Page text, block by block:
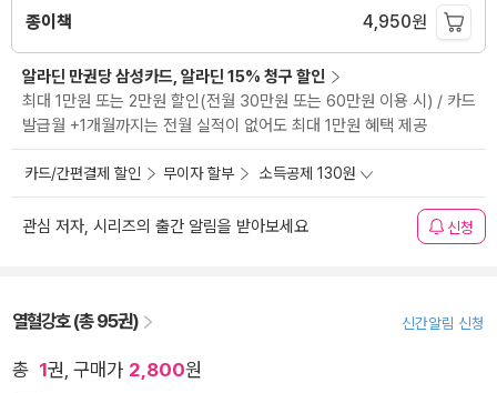
종이책 4,950원
알라딘 만권당 삼성카드, 알라딘 15% 청구 할인
최대 1만원 또는 2만원 할인(전월 30만원 또는 60만원 이용 시) / 카드
발급월 +1개월까지는 전월 실적이 없어도 최대 1만원 혜택 제공
카드/간편결제 할인 무이자 할부 소득공제 130원
관심 저자, 시리즈의 출간 알림을 받아보세요 신청
열혈강호 (총 95권) 신간알림 신청
총 1권, 구매가 2,800원